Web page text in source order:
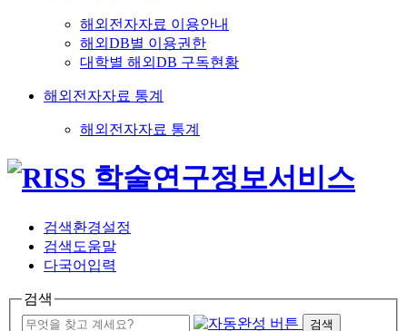
해외전자자료 이용안내
해외DB별 이용권한
대학별 해외DB 구독현황
해외전자자료 통계
해외전자자료 통계
검색환경설정
검색도움말
다국어입력
검색
검색